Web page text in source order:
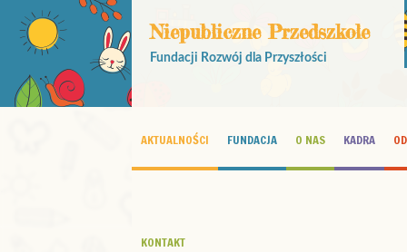
Niepubliczne Przedszkole
Fundacji Rozwój dla Przyszłości
AKTUALNOŚCI FUNDACJA O NAS KADRA
KONTAKT